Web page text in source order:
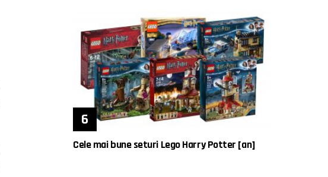
Cele mai bune seturi Lego Harry Potter [an]